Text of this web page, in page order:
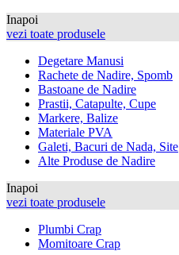
Inapoi
vezi toate produsele
Degetare Manusi
Rachete de Nadire, Spomb
Bastoane de Nadire
Prastii, Catapulte, Cupe
Markere, Balize
Materiale PVA
Galeti, Bacuri de Nada, Site
Alte Produse de Nadire
Inapoi
vezi toate produsele
Plumbi Crap
Momitoare Crap